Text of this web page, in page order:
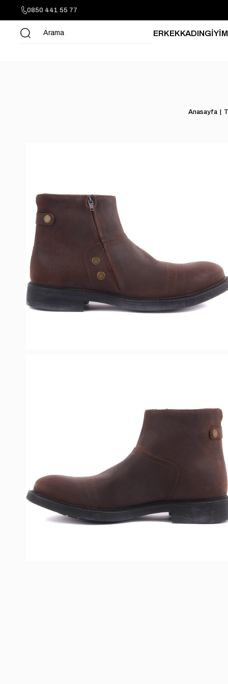
0850 441 55 77
ERKEKKADINGİYİM
Anasayfa